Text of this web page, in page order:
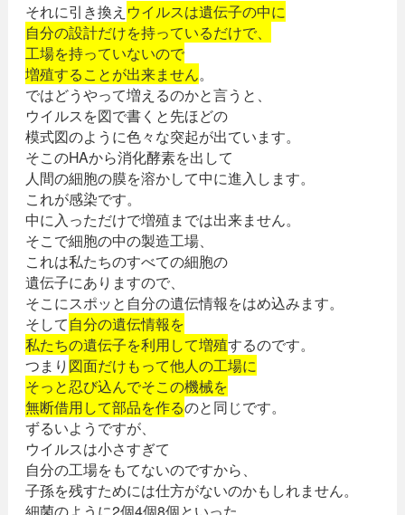
それに引き換え ウイルスは遺伝子の中に
自分の設計だけを持っているだけで、
工場を持っていないので
増殖することが出来ません。
ではどうやって増えるのかと言うと、
ウイルスを図で書くと先ほどの
模式図のように色々な突起が出ています。
そこのHAから消化酵素を出して
人間の細胞の膜を溶かして中に進入します。
これが感染です。
中に入っただけで増殖までは出来ません。
そこで細胞の中の製造工場、
これは私たちのすべての細胞の
遺伝子にありますので、
そこにスポッと自分の遺伝情報をはめ込みます。
そして自分の遺伝情報を
私たちの遺伝子を利用して増殖するのです。
つまり 図面だけもって他人の工場に
そっと忍び込んでそこの機械を
無断借用して部品を作るのと同じです。
ずるいようですが、
ウイルスは小さすぎて
自分の工場をもてないのですから、
子孫を残すためには仕方がないのかもしれません。